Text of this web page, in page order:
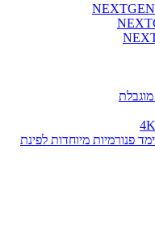
פנורמיות מיוחדות לפינת